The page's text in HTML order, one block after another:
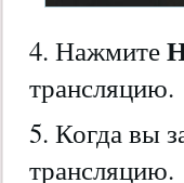
4. Нажмите
трансляцию.
5. Когда вы
трансляцию.